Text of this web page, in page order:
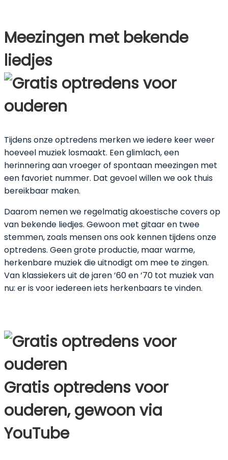
Meezingen met bekende
liedjes
Tijdens onze optredens merken we iedere keer weer
hoeveel muziek losmaakt. Een glimlach, een
herinnering aan vroeger of spontaan meezingen met
een favoriet nummer. Dat gevoel willen we ook thuis
bereikbaar maken.
Daarom nemen we regelmatig akoestische covers op
van bekende liedjes. Gewoon met gitaar en twee
stemmen, zoals mensen ons ook kennen tijdens onze
optredens. Geen grote productie, maar warme,
herkenbare muziek die uitnodigt om mee te zingen.
Van klassiekers uit de jaren ’60 en ’70 tot muziek van
nu: er is voor iedereen iets herkenbaars te vinden.
Gratis optredens voor
ouderen, gewoon via
YouTube